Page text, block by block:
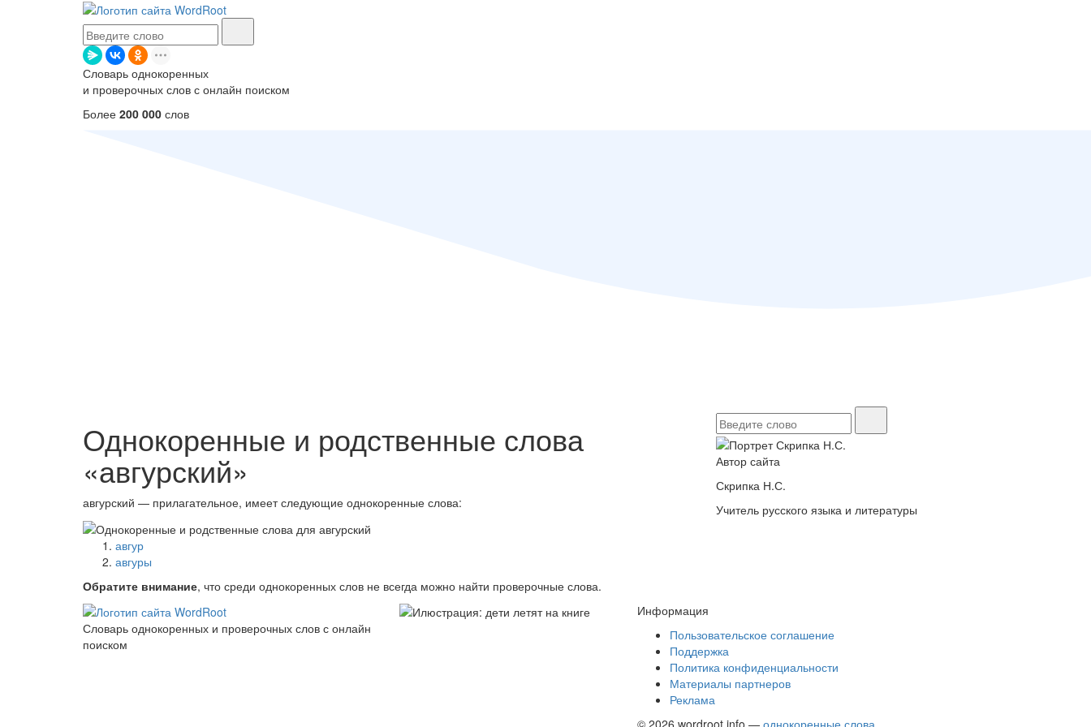
Словарь однокоренных
и проверочных слов с онлайн поиском
Более 200 000 слов
Однокоренные и родственные слова
«авгурский»
авгурский — прилагательное, имеет следующие однокоренные слова:
авгур
авгуры
Обратите внимание, что среди однокоренных слов не всегда можно найти проверочные слова.
Автор сайта
Скрипка Н.С.
Учитель русского языка и литературы
Словарь однокоренных и проверочных слов с онлайн
поиском
Информация
Пользовательское соглашение
Поддержка
Политика конфиденциальности
Материалы партнеров
Реклама
© 2026 wordroot.info — однокоренные слова